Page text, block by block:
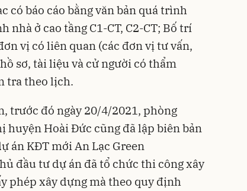
có báo cáo bằng văn bản quá trình
ở cao tầng C1-CT, C2-CT; Bố trí
vị có liên quan (các đơn vị tư vấn,
sơ, tài liệu và cử người có thẩm
tra theo lịch.
trước đó ngày 20/4/2021, phòng
huyện Hoài Đức cũng đã lập biên bản
án KĐT mới An Lạc Green
đầu tư dự án đã tổ chức thi công xây
phép xây dựng mà theo quy định